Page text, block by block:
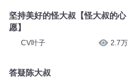
坚持美好的怪大叔【怪大叔的心
愿】
CV叶子 2.7万
答疑陈大叔